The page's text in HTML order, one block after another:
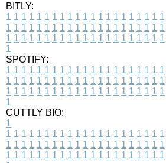
BITLY:
1 1 1 1 1 1 1 1 1 1 1 1 1 1 1 1 1 1 1 1 1
1 1 1 1 1 1 1 1 1 1 1 1 1 1 1 1 1 1 1 1 1
1 1 1 1 1 1 1 1 1 1 1 1 1 1 1 1 1 1 1 1 1
1
SPOTIFY:
1 1 1 1 1 1 1 1 1 1 1 1 1 1 1 1 1 1 1 1 1
1 1 1 1 1 1 1 1 1 1 1 1 1 1 1 1 1 1 1 1 1
1 1 1 1 1 1 1 1 1 1 1 1 1 1 1 1 1 1 1 1 1
1
CUTTLY BIO:
1
1 1 1 1 1 1 1 1 1 1 1 1 1 1 1 1 1 1 1 1 1
1 1 1 1 1 1 1 1 1 1 1 1 1 1 1 1 1 1 1 1 1
1 1 1 1 1 1 1 1 1 1 1 1 1 1 1 1 1 1 1 1 1